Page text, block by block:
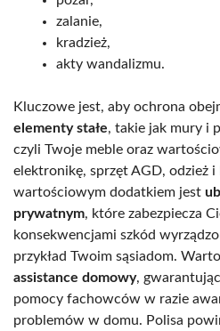
zalanie,
kradzież,
akty wandalizmu.
Kluczowe jest, aby ochrona
elementy stałe, takie jak mury i
czyli Twoje meble oraz
elektronikę, sprzęt AGD, odzież
wartościowym dodatkiem jest
prywatnym, które zabezpiecza
konsekwencjami szkód
przykład Twoim sąsiadom.
assistance domowy,
pomocy fachowców w razie
problemów w domu. Polisa